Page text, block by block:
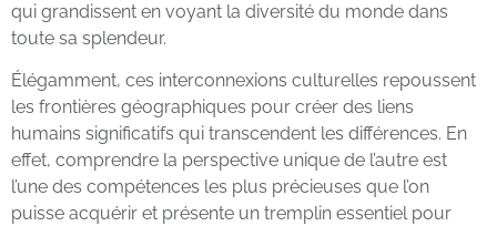
qui grandissent en voyant la diversité du monde dans
toute sa splendeur.
Élégamment, ces interconnexions culturelles repoussent
les frontières géographiques pour créer des liens
humains significatifs qui transcendent les différences. En
effet, comprendre la perspective unique de l’autre est
l’une des compétences les plus précieuses que l’on
puisse acquérir et présente un tremplin essentiel pour